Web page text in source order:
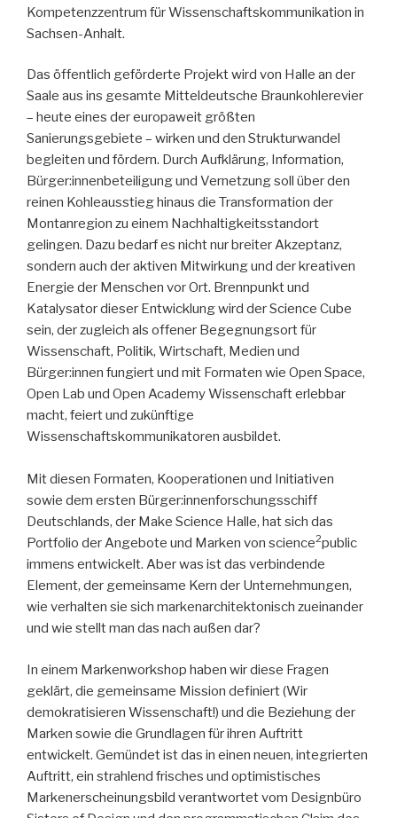
Kompetenzzentrum für Wissenschaftskommunikation in
Sachsen-Anhalt.
Das öffentlich geförderte Projekt wird von Halle an der
Saale aus ins gesamte Mitteldeutsche Braunkohlerevier
– heute eines der europaweit größten
Sanierungsgebiete – wirken und den Strukturwandel
begleiten und fördern. Durch Aufklärung, Information,
Bürger:innenbeteiligung und Vernetzung soll über den
reinen Kohleausstieg hinaus die Transformation der
Montanregion zu einem Nachhaltigkeitsstandort
gelingen. Dazu bedarf es nicht nur breiter Akzeptanz,
sondern auch der aktiven Mitwirkung und der kreativen
Energie der Menschen vor Ort. Brennpunkt und
Katalysator dieser Entwicklung wird der Science Cube
sein, der zugleich als offener Begegnungsort für
Wissenschaft, Politik, Wirtschaft, Medien und
Bürger:innen fungiert und mit Formaten wie Open Space,
Open Lab und Open Academy Wissenschaft erlebbar
macht, feiert und zukünftige
Wissenschaftskommunikatoren ausbildet.
Mit diesen Formaten, Kooperationen und Initiativen
sowie dem ersten Bürger:innenforschungsschiff
Deutschlands, der Make Science Halle, hat sich das
Portfolio der Angebote und Marken von science2public
immens entwickelt. Aber was ist das verbindende
Element, der gemeinsame Kern der Unternehmungen,
wie verhalten sie sich markenarchitektonisch zueinander
und wie stellt man das nach außen dar?
In einem Markenworkshop haben wir diese Fragen
geklärt, die gemeinsame Mission definiert (Wir
demokratisieren Wissenschaft!) und die Beziehung der
Marken sowie die Grundlagen für ihren Auftritt
entwickelt. Gemündet ist das in einen neuen, integrierten
Auftritt, ein strahlend frisches und optimistisches
Markenerscheinungsbild verantwortet vom Designbüro